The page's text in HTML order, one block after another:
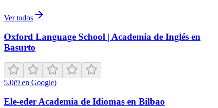
Ver todos
Oxford Language School | Academia de Inglés en
Basurto
5.0(9 en Google)
Ele-eder Academia de Idiomas en Bilbao